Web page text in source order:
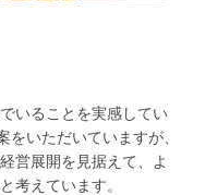
いることを実感してい
をいただいていますが、
営展開を見据えて、よ
考えています。